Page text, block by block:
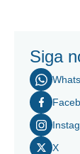
Siga
X